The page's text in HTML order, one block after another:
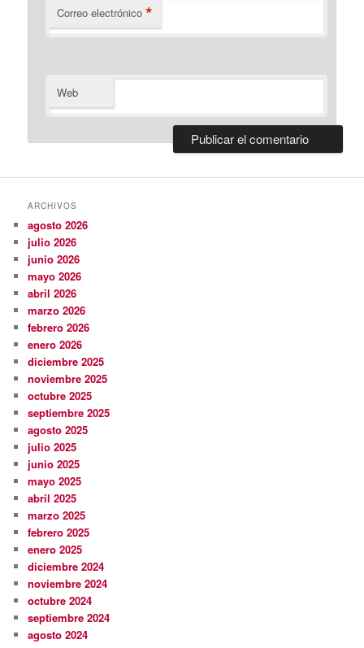
Correo electrónico *
Web
ARCHIVOS
agosto 2026
julio 2026
junio 2026
mayo 2026
abril 2026
marzo 2026
febrero 2026
enero 2026
diciembre 2025
noviembre 2025
octubre 2025
septiembre 2025
agosto 2025
julio 2025
junio 2025
mayo 2025
abril 2025
marzo 2025
febrero 2025
enero 2025
diciembre 2024
noviembre 2024
octubre 2024
septiembre 2024
agosto 2024